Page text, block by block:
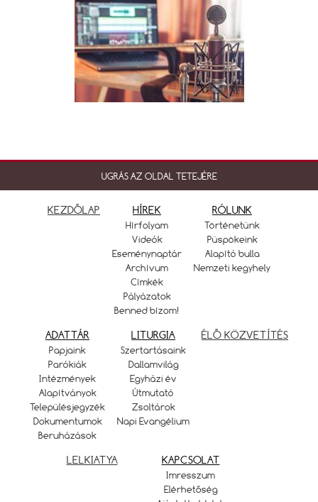
UGRÁS AZ OLDAL TETEJÉRE
KEZDŐLAP HÍREK
Hírfolyam
Videók
Eseménynaptár
Archívum
Címkék
Pályázatok
Benned bízom!
RÓLUNK
Történetünk
Püspökeink
Alapító bulla
Nemzeti kegyhely
ADATTÁR
Papjaink
Parókiák
Intézmények
Alapítványok
Településjegyzék
Dokumentumok
Beruházások
LITURGIA
Szertartásaink
Dallamvilág
Egyházi év
Útmutató
Zsoltárok
Napi Evangélium
ÉLŐ KÖZVETÍTÉS
LELKIATYA KAPCSOLAT
Imresszum
Elérhetőség